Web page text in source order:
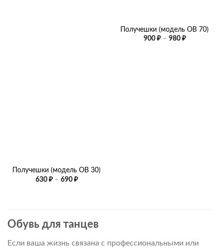
Получешки (модель OB 70)
900 ₽ – 980 ₽Диапазон
Получешки (модель OB 30)
630 ₽ – 690 ₽Диапазон
Обувь для танцев
Если ваша жизнь связана с профессиональными или